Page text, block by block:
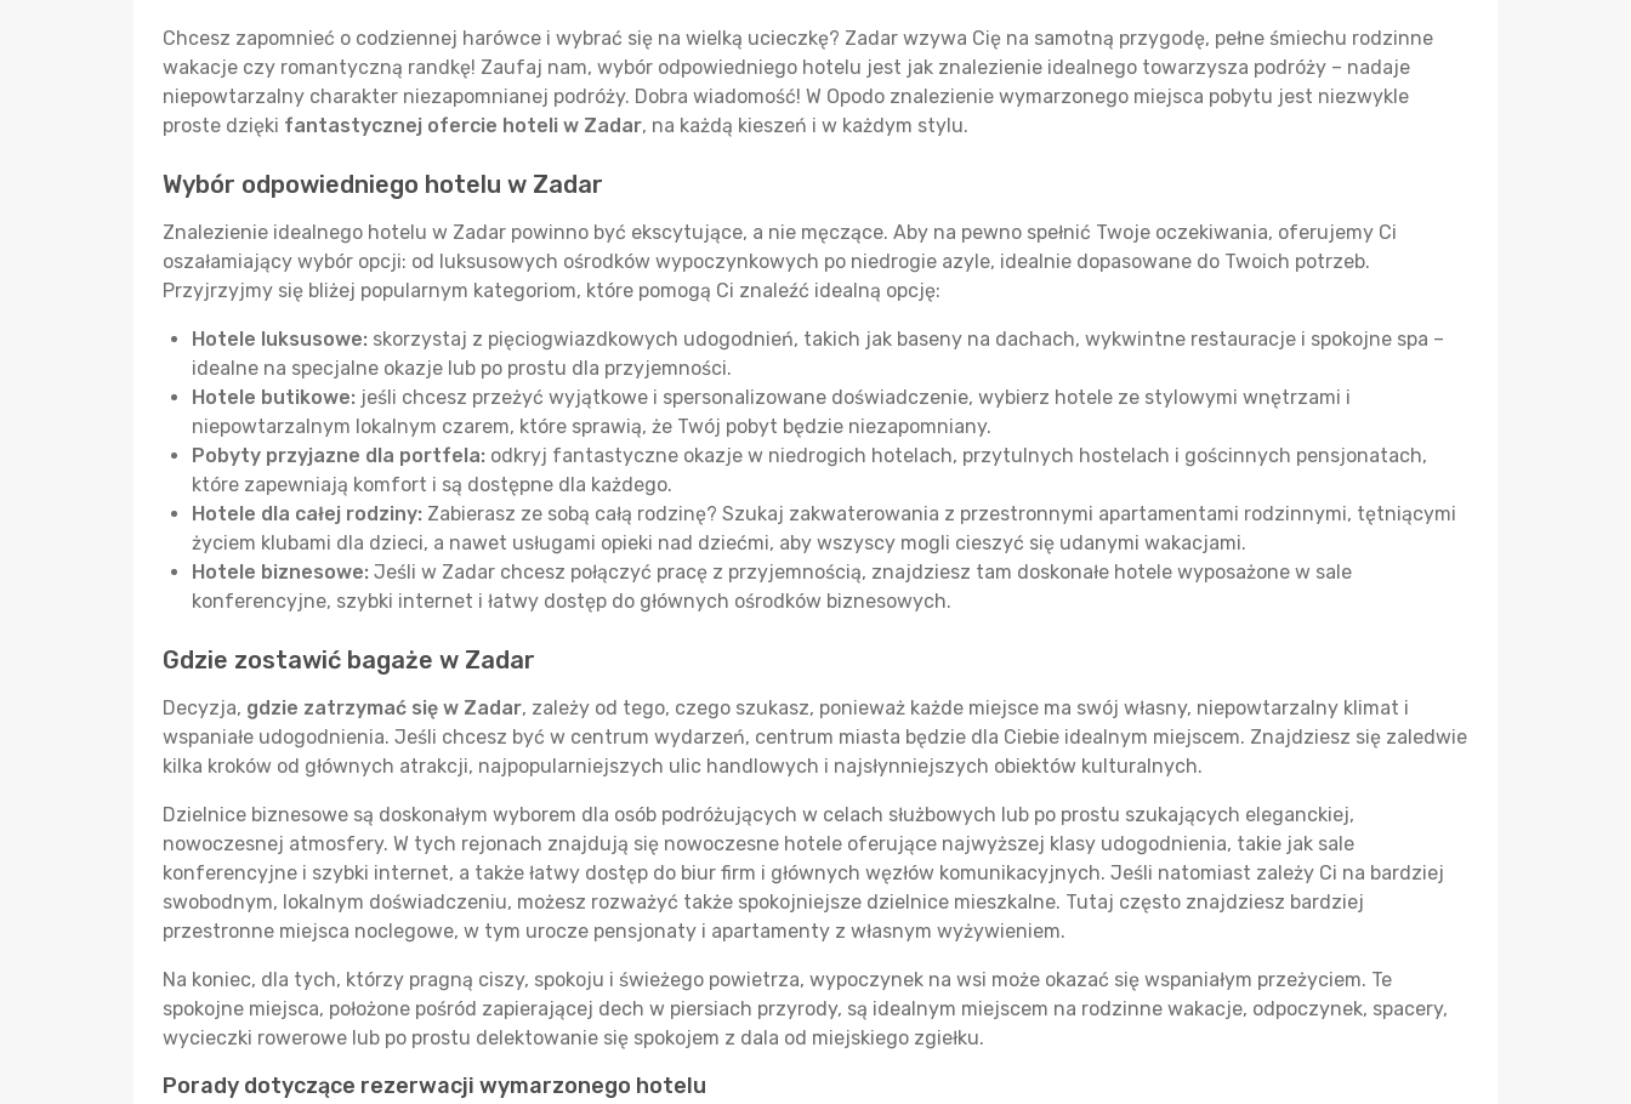
Chcesz zapomnieć o codziennej harówce i wybrać się na wielką ucieczkę? Zadar wzywa Cię na samotną przygodę, pełne śmiechu rodzinne
wakacje czy romantyczną randkę! Zaufaj nam, wybór odpowiedniego hotelu jest jak znalezienie idealnego towarzysza podróży – nadaje
niepowtarzalny charakter niezapomnianej podróży. Dobra wiadomość! W Opodo znalezienie wymarzonego miejsca pobytu jest niezwykle
proste dzięki fantastycznej ofercie hoteli w Zadar, na każdą kieszeń i w każdym stylu.
Wybór odpowiedniego hotelu w Zadar
Znalezienie idealnego hotelu w Zadar powinno być ekscytujące, a nie męczące. Aby na pewno spełnić Twoje oczekiwania, oferujemy Ci
oszałamiający wybór opcji: od luksusowych ośrodków wypoczynkowych po niedrogie azyle, idealnie dopasowane do Twoich potrzeb.
Przyjrzyjmy się bliżej popularnym kategoriom, które pomogą Ci znaleźć idealną opcję:
Hotele luksusowe: skorzystaj z pięciogwiazdkowych udogodnień, takich jak baseny na dachach, wykwintne restauracje i spokojne spa –
idealne na specjalne okazje lub po prostu dla przyjemności.
Hotele butikowe: jeśli chcesz przeżyć wyjątkowe i spersonalizowane doświadczenie, wybierz hotele ze stylowymi wnętrzami i
niepowtarzalnym lokalnym czarem, które sprawią, że Twój pobyt będzie niezapomniany.
Pobyty przyjazne dla portfela: odkryj fantastyczne okazje w niedrogich hotelach, przytulnych hostelach i gościnnych pensjonatach,
które zapewniają komfort i są dostępne dla każdego.
Hotele dla całej rodziny: Zabierasz ze sobą całą rodzinę? Szukaj zakwaterowania z przestronnymi apartamentami rodzinnymi, tętniącymi
życiem klubami dla dzieci, a nawet usługami opieki nad dziećmi, aby wszyscy mogli cieszyć się udanymi wakacjami.
Hotele biznesowe: Jeśli w Zadar chcesz połączyć pracę z przyjemnością, znajdziesz tam doskonałe hotele wyposażone w sale
konferencyjne, szybki internet i łatwy dostęp do głównych ośrodków biznesowych.
Gdzie zostawić bagaże w Zadar
Decyzja, gdzie zatrzymać się w Zadar, zależy od tego, czego szukasz, ponieważ każde miejsce ma swój własny, niepowtarzalny klimat i
wspaniałe udogodnienia. Jeśli chcesz być w centrum wydarzeń, centrum miasta będzie dla Ciebie idealnym miejscem. Znajdziesz się zaledwie
kilka kroków od głównych atrakcji, najpopularniejszych ulic handlowych i najsłynniejszych obiektów kulturalnych.
Dzielnice biznesowe są doskonałym wyborem dla osób podróżujących w celach służbowych lub po prostu szukających eleganckiej,
nowoczesnej atmosfery. W tych rejonach znajdują się nowoczesne hotele oferujące najwyższej klasy udogodnienia, takie jak sale
konferencyjne i szybki internet, a także łatwy dostęp do biur firm i głównych węzłów komunikacyjnych. Jeśli natomiast zależy Ci na bardziej
swobodnym, lokalnym doświadczeniu, możesz rozważyć także spokojniejsze dzielnice mieszkalne. Tutaj często znajdziesz bardziej
przestronne miejsca noclegowe, w tym urocze pensjonaty i apartamenty z własnym wyżywieniem.
Na koniec, dla tych, którzy pragną ciszy, spokoju i świeżego powietrza, wypoczynek na wsi może okazać się wspaniałym przeżyciem. Te
spokojne miejsca, położone pośród zapierającej dech w piersiach przyrody, są idealnym miejscem na rodzinne wakacje, odpoczynek, spacery,
wycieczki rowerowe lub po prostu delektowanie się spokojem z dala od miejskiego zgiełku.
Porady dotyczące rezerwacji wymarzonego hotelu